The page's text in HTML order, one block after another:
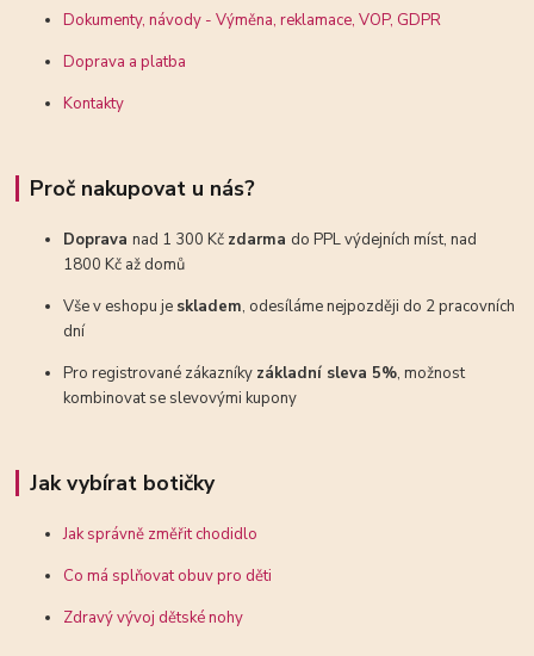
Dokumenty, návody - Výměna, reklamace, VOP, GDPR
Doprava a platba
Kontakty
Proč nakupovat u nás?
Dopravanad 1 300 Kč zdarma do PPL výdejních míst, nad
1800 Kč až domů
Vše v eshopu je skladem, odesíláme nejpozději do 2 pracovních
dní
Pro registrované zákazníky základní sleva 5%, možnost
kombinovat se slevovými kupony
Jak vybírat botičky
Jak správně změřit chodidlo
Co má splňovat obuv pro děti
Zdravý vývoj dětské nohy